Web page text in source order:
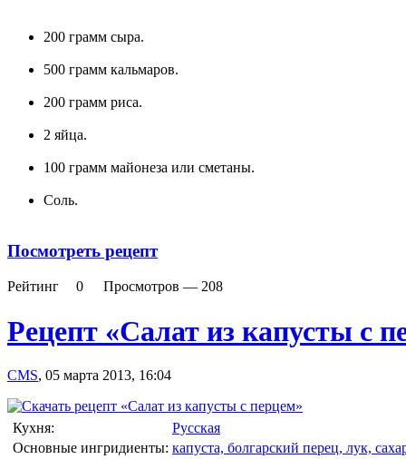
200 грамм сыра.
500 грамм кальмаров.
200 грамм риса.
2 яйца.
100 грамм майонеза или сметаны.
Соль.
Посмотреть рецепт
Рейтинг 0 Просмотров — 208
Рецепт «Салат из капусты с
CMS, 05 марта 2013, 16:04
Кухня:
Русская
Основные ингридиенты: капуста, болгарский перец, лук,